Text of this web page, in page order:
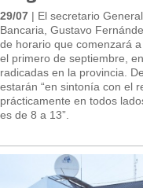
29/07 | El secretario
Bancaria, Gustavo
de horario que comenzará
el primero de septiembre,
radicadas en la provincia.
estarán “en sintonía con el
prácticamente en todos
es de 8 a 13”.